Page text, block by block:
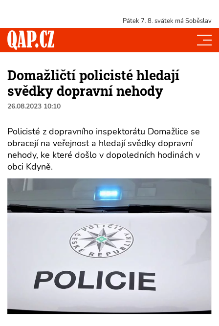
Pátek 7. 8. svátek má Soběslav
Domažličtí policisté hledají
svědky dopravní nehody
26.08.2023 10:10
Policisté z dopravního inspektorátu Domažlice se
obracejí na veřejnost a hledají svědky dopravní
nehody, ke které došlo v dopoledních hodinách v
obci Kdyně.